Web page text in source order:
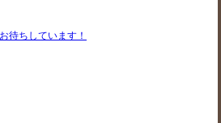
待ちしています！